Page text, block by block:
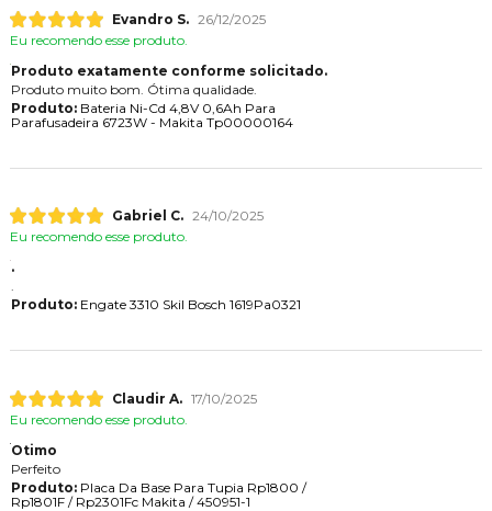
Evandro S. 26/12/2025
Eu recomendo esse produto.
Produto exatamente conforme solicitado.
Produto muito bom. Ótima qualidade.
Produto:Bateria Ni-Cd 4,8V 0,6Ah Para
Parafusadeira 6723W - Makita Tp00000164
Gabriel C. 24/10/2025
Eu recomendo esse produto.
.
.
Produto:Engate 3310 Skil Bosch 1619Pa0321
Claudir A. 17/10/2025
Eu recomendo esse produto.
Otimo
Perfeito
Produto:Placa Da Base Para Tupia Rp1800 /
Rp1801F / Rp2301Fc Makita / 450951-1